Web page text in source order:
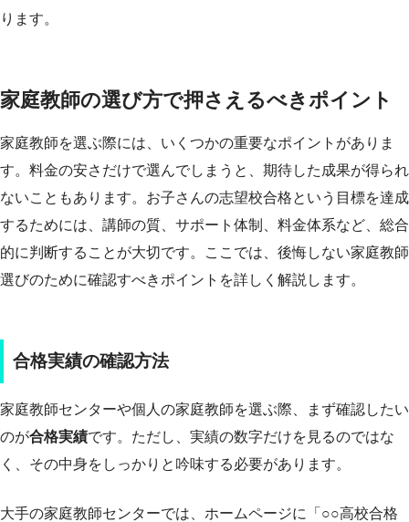
ります。
家庭教師の選び方で押さえるべきポイント
家庭教師を選ぶ際には、いくつかの重要なポイントがありま
す。料金の安さだけで選んでしまうと、期待した成果が得られ
ないこともあります。お子さんの志望校合格という目標を達成
するためには、講師の質、サポート体制、料金体系など、総合
的に判断することが大切です。ここでは、後悔しない家庭教師
選びのために確認すべきポイントを詳しく解説します。
合格実績の確認方法
家庭教師センターや個人の家庭教師を選ぶ際、まず確認したい
のが合格実績です。ただし、実績の数字だけを見るのではな
く、その中身をしっかりと吟味する必要があります。
大手の家庭教師センターでは、ホームページに「○○高校合格